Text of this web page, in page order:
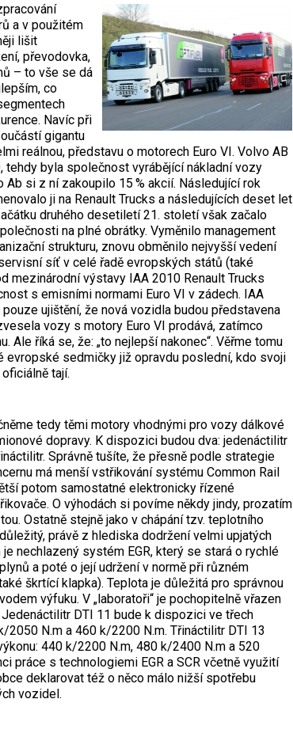
a v použitém
lišit
převodovka,
– to vše se dá
co
Navíc při
gigantu
reálnou, představu o motorech Euro VI. Volvo AB
tehdy byla společnost vyrábějící nákladní vozy
Ab si z ní zakoupilo 15 % akcií. Následující rok
ji na Renault Trucks a následujících deset let
druhého desetiletí 21. století však začalo
na plné obrátky. Vyměnilo management
strukturu, znovu obměnilo nejvyšší vedení
síť v celé řadě evropských států (také
mezinárodní výstavy IAA 2010 Renault Trucks
s emisními normami Euro VI v zádech. IAA
ujištění, že nová vozidla budou představena
vozy s motory Euro VI prodává, zatímco
Ale říká se, že: „to nejlepší nakonec“. Věřme tomu
evropské sedmičky již opravdu poslední, kdo svoji
tají.
tedy těmi motory vhodnými pro vozy dálkové
dopravy. K dispozici budou dva: jedenáctilitr
Správně tušíte, že přesně podle strategie
má menší vstřikování systému Common Rail
potom samostatné elektronicky řízené
O výhodách si povíme někdy jindy, prozatím
Ostatně stejně jako v chápání tzv. teplotního
právě z hlediska dodržení velmi upjatých
nechlazený systém EGR, který se stará o rychlé
a poté o její udržení v normě při různém
škrtící klapka). Teplota je důležitá pro správnou
výfuku. V „laboratoři“ je pochopitelně vřazen
DTI 11 bude k dispozici ve třech
2050 N.m a 460 k/2200 N.m. Třináctilitr DTI 13
440 k/2200 N.m, 480 k/2400 N.m a 520
práce s technologiemi EGR a SCR včetně využití
deklarovat též o něco málo nižší spotřebu
vozidel.